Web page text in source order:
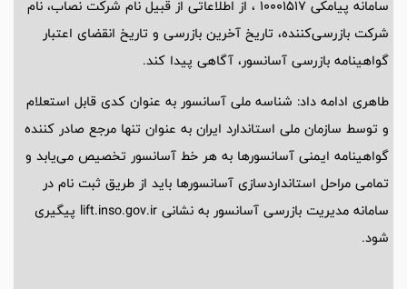
سامانه پیامکی 10001517 ، از اطلاعاتی از قبیل نام شرکت نصاب، نام
شرکت بازرسی‌کننده، تاریخ آخرین بازرسی و تاریخ انقضای اعتبار
گواهینامه بازرسی آسانسور، آگاهی پیدا کند.
طاهری ادامه داد: شناسه ملی آسانسور به عنوان کدی قابل استعلام
و توسط سازمان ملی استاندارد ایران به عنوان تنها مرجع صادر کننده
گواهینامه ایمنی آسانسورها به هر خط آسانسور تخصیص می‌یابد و
تمامی مراحل استانداردسازی آسانسورها باید از طریق ثبت نام در
سامانه مدیریت بازرسی آسانسور به نشانی lift.inso.gov.ir پیگیری
شود.